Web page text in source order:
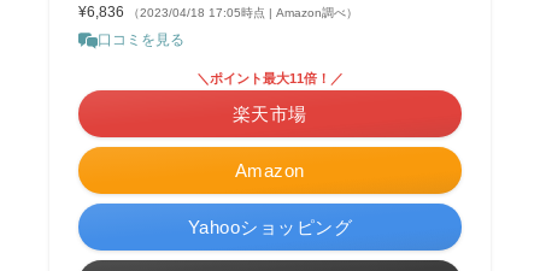
¥6,836 （2023/04/18 17:05時点 | Amazon調べ）
口コミを見る
Amazon
＼ポイント最大11倍！／
楽天市場
Yahooショッピング